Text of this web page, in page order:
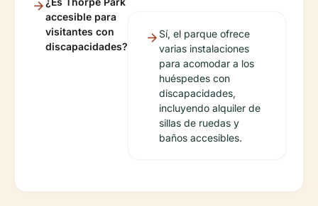
accesible para
visitantes con
discapacidades?
Sí, el parque ofrece
varias instalaciones
para acomodar a los
huéspedes con
discapacidades,
incluyendo alquiler de
sillas de ruedas y
baños accesibles.